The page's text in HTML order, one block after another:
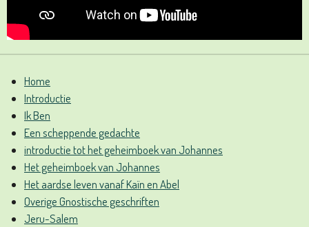
Home
Introductie
Ik Ben
Een scheppende gedachte
introductie tot het geheimboek van Johannes
Het geheimboek van Johannes
Het aardse leven vanaf Kaïn en Abel
Overige Gnostische geschriften
Jeru-Salem